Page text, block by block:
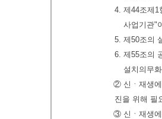
4. 제44조제1
사업기관"
5. 제50조의
6. 제55조의
설치의무
② 신ㆍ재생에
진을 위해 필
③ 신ㆍ재생에